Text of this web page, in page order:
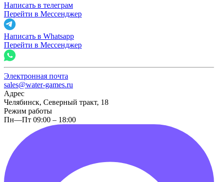
Написать в телеграм
Перейти в Мессенджер
Написать в Whatsapp
Перейти в Мессенджер
Электронная почта
sales@water-games.ru
Адрес
Челябинск, Северный тракт, 18
Режим работы
Пн—Пт 09:00 – 18:00